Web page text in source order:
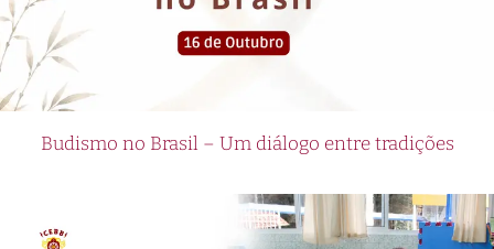
Budismo no Brasil – Um diálogo entre tradições